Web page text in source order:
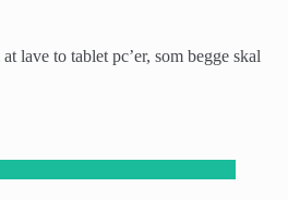
lave to tablet pc’er, som begge skal